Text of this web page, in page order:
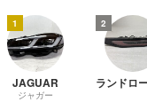
1
JAGUAR
ジャガー
2
ランドロ